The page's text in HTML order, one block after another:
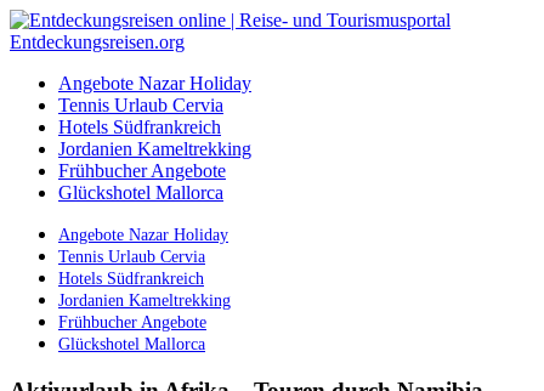
Angebote Nazar Holiday
Tennis Urlaub Cervia
Hotels Südfrankreich
Jordanien Kameltrekking
Frühbucher Angebote
Glückshotel Mallorca
Angebote Nazar Holiday
Tennis Urlaub Cervia
Hotels Südfrankreich
Jordanien Kameltrekking
Frühbucher Angebote
Glückshotel Mallorca